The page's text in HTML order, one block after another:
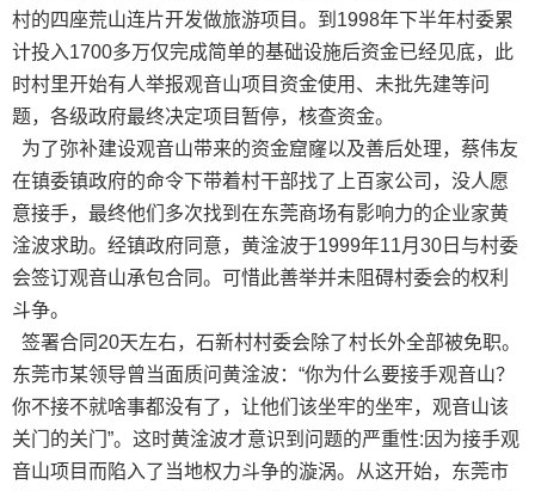
村的四座荒山连片开发做旅游项目。到1998年下半年村委累
计投入1700多万仅完成简单的基础设施后资金已经见底，此
时村里开始有人举报观音山项目资金使用、未批先建等问
题，各级政府最终决定项目暂停，核查资金。
为了弥补建设观音山带来的资金窟窿以及善后处理，蔡伟友
在镇委镇政府的命令下带着村干部找了上百家公司，没人愿
意接手，最终他们多次找到在东莞商场有影响力的企业家黄
淦波求助。经镇政府同意，黄淦波于1999年11月30日与村委
会签订观音山承包合同。可惜此善举并未阻碍村委会的权利
斗争。
签署合同20天左右，石新村村委会除了村长外全部被免职。
东莞市某领导曾当面质问黄淦波：“你为什么要接手观音山？
你不接不就啥事都没有了，让他们该坐牢的坐牢，观音山该
关门的关门”。这时黄淦波才意识到问题的严重性:因为接手观
音山项目而陷入了当地权力斗争的漩涡。从这开始，东莞市